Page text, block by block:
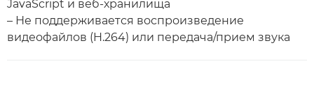
JavaScript и веб-хранилища
– Не поддерживается воспроизведение
видеофайлов (H.264) или передача/прием звука